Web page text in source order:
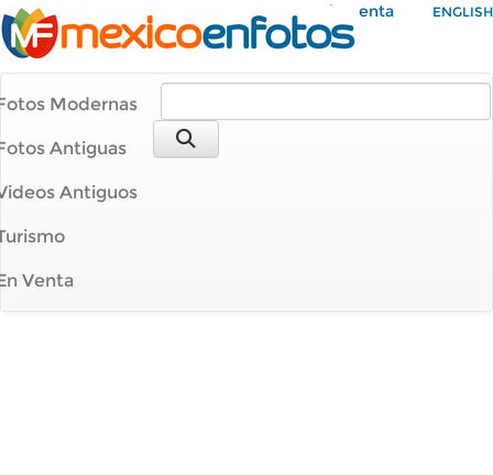
Mi Cuenta ENGLISH
Modernas
Antiguas
Antiguos
Venta